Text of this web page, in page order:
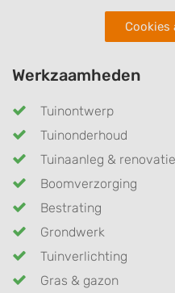
Cookies
Werkzaamheden
Tuinontwerp
Tuinonderhoud
Tuinaanleg & renovatie
Boomverzorging
Bestrating
Grondwerk
Tuinverlichting
Gras & gazon